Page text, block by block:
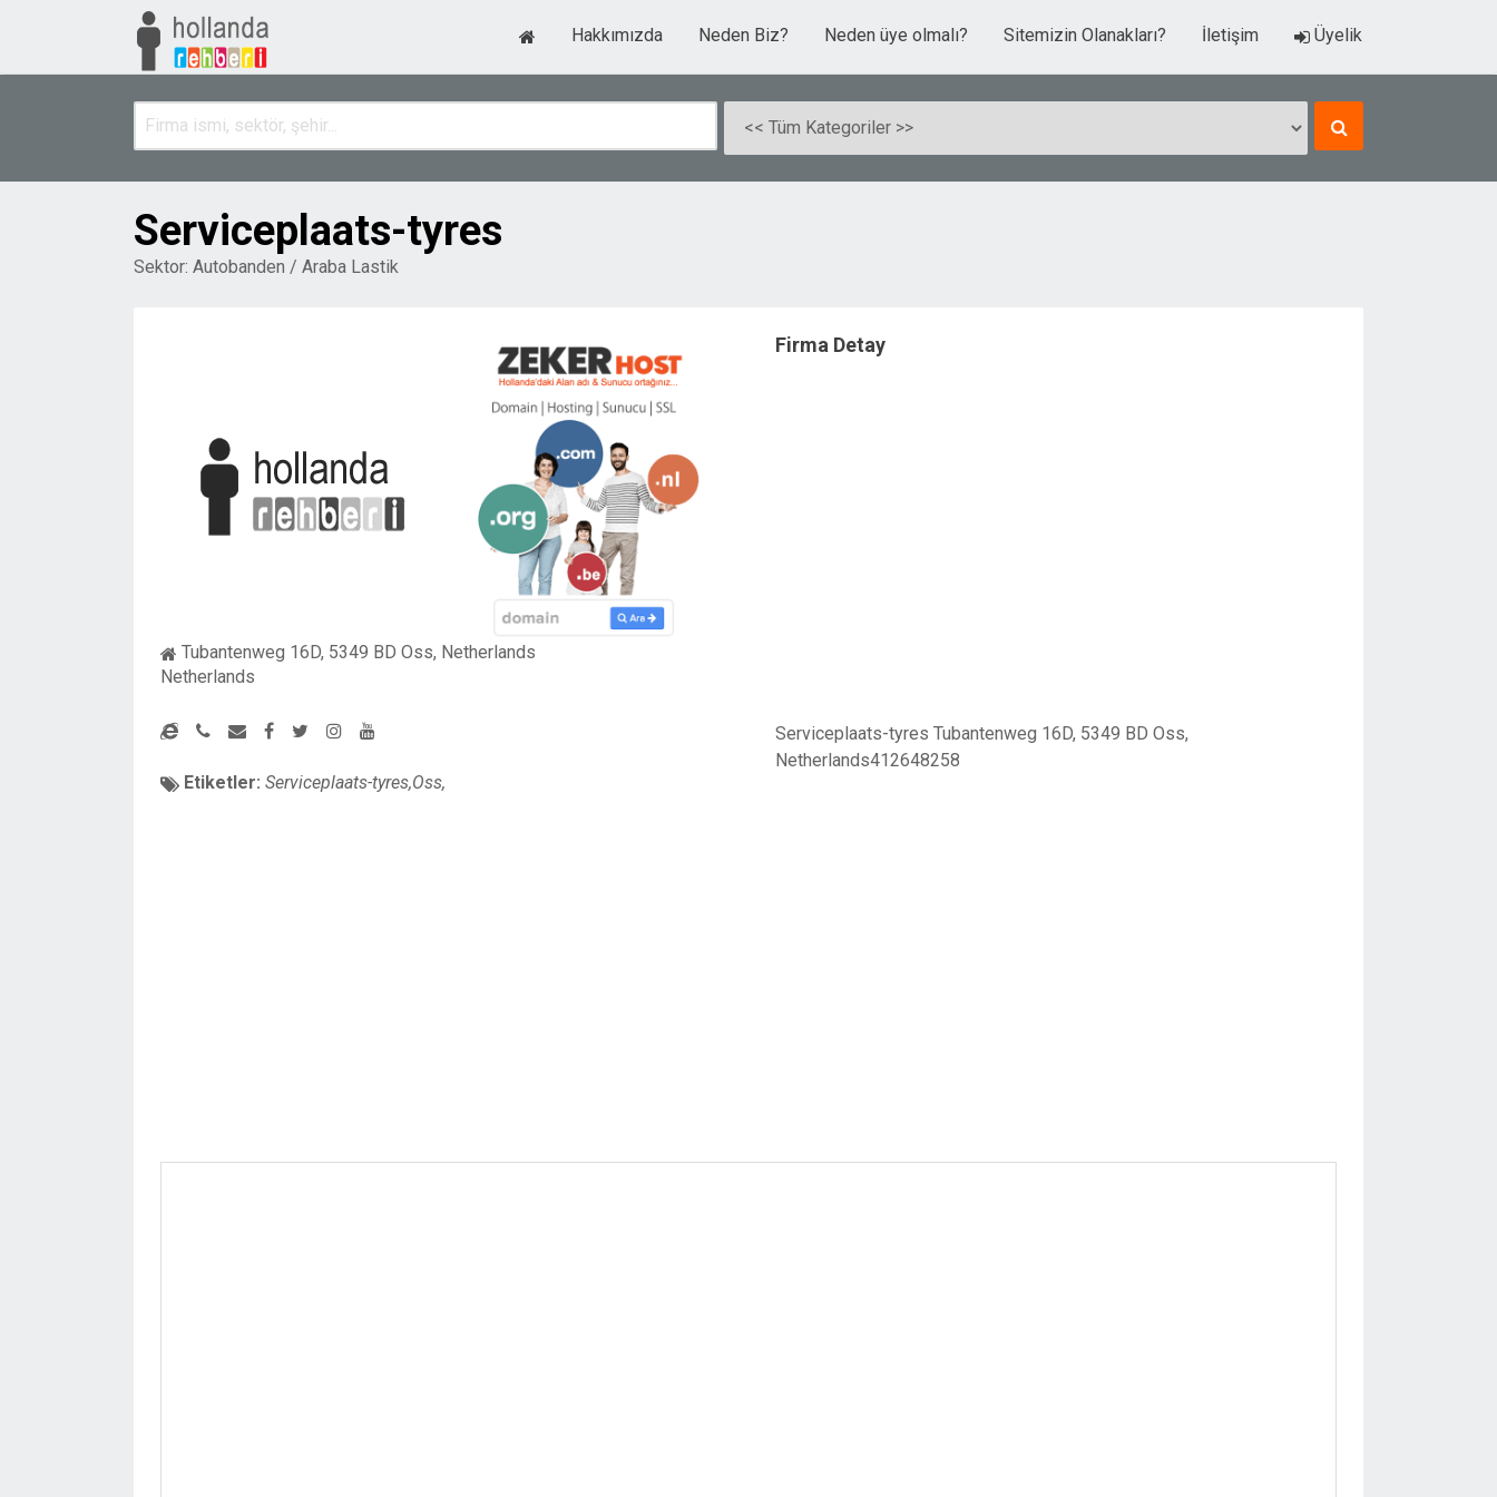
Hakkımızda Neden Biz? Neden üye olmalı? Sitemizin Olanakları? İletişim Üyelik
Serviceplaats-tyres
Sektor: Autobanden / Araba Lastik
Tubantenweg 16D, 5349 BD Oss, Netherlands
Netherlands
Etiketler: Serviceplaats-tyres,Oss,
Firma Detay
Serviceplaats-tyres Tubantenweg 16D, 5349 BD Oss,
Netherlands412648258